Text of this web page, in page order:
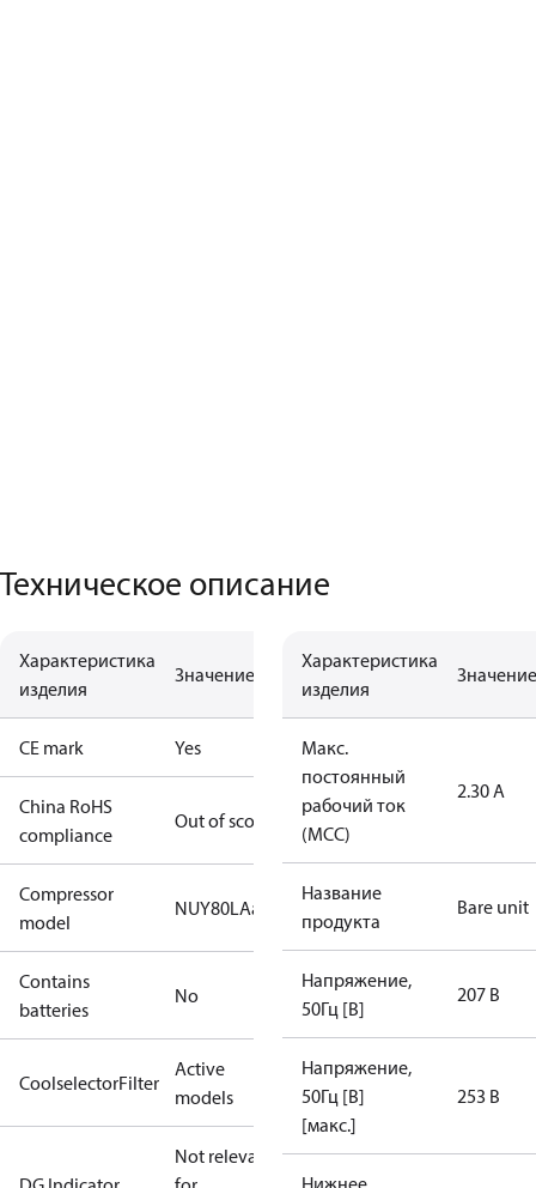
Техническое описание
Характеристика
изделия
Значение
CE mark Yes
China RoHS
compliance
Out of scope
Compressor
model
NUY80LAa
Contains
batteries
No
CoolselectorFilter
Active
models
Not relevant
Характеристика
изделия
Значение
Макс.
постоянный
рабочий ток
(MCC)
2.30 A
Название
продукта
Bare unit
Напряжение,
50Гц [В]
207 В
Напряжение,
50Гц [В]
[макс.]
253 В
Нижнее